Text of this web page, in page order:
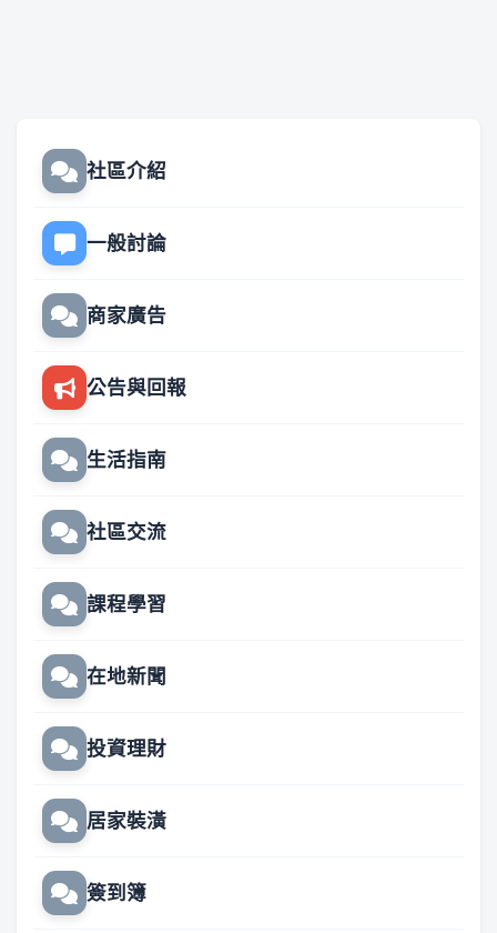
社區介紹
一般討論
商家廣告
公告與回報
生活指南
社區交流
課程學習
在地新聞
投資理財
居家裝潢
簽到簿